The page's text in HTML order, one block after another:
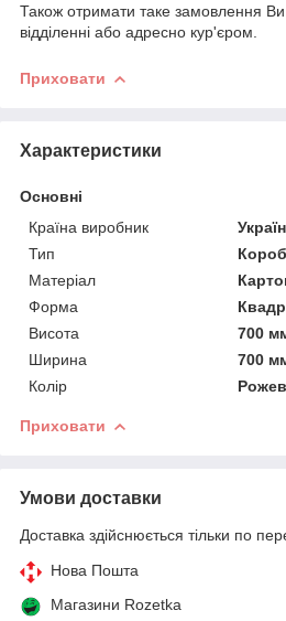
Також отримати таке замовлення
відділенні або адресно кур'єром.
Приховати
Характеристики
Основні
Країна виробник
Тип
Матеріал
Форма
Висота
700
Ширина
700
Колір
Приховати
Умови доставки
Доставка здійснюється тільки по
Нова Пошта
Магазини Rozetka